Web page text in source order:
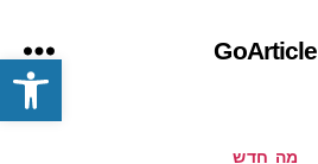
פתח סרגל נגישות GoArticle
תפריט
קטגוריותמה חדש